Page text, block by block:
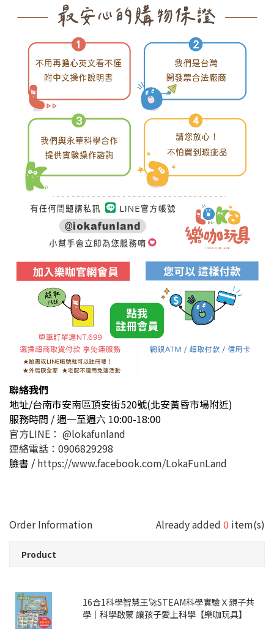
聯絡我們
地址/台南市安南區頂安街520號(北安黃昏市場附近)
服務時間 / 週一至週六 10:00-18:00
官方LINE： @lokafunland
連絡電話：0906829298
臉書 / https://www.facebook.com/LokaFunLand
Order Information Already added 0 item(s)
Product
16合1科學智慧王🚀STEAM科學實驗Ｘ親子共
學｜科學啟蒙 讓孩子愛上科學【樂咖玩具】